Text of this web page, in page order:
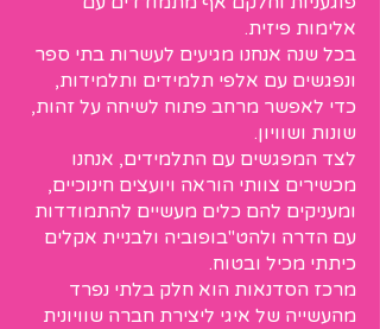
אלימות פיזית.
בכל שנה אנחנו מגיעים לעשרות בתי ספר
ונפגשים עם אלפי תלמידים ותלמידות,
כדי לאפשר מרחב פתוח לשיחה על זהות,
שונות ושוויון.
לצד המפגשים עם התלמידים, אנחנו
מכשירים צוותי הוראה ויועצים חינוכיים,
ומעניקים להם כלים מעשיים להתמודדות
עם הדרה ולהט"בופוביה ולבניית אקלים
כיתתי מכיל ובטוח.
מרכז הסדנאות הוא חלק בלתי נפרד
מהעשייה של איגי ליצירת חברה שוויונית